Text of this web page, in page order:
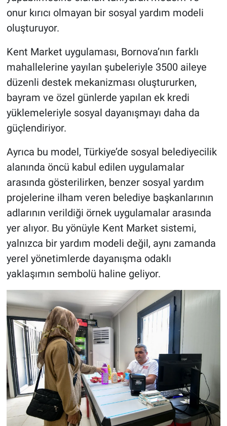
onur kırıcı olmayan bir sosyal yardım modeli
oluşturuyor.
Kent Market uygulaması, Bornova’nın farklı
mahallelerine yayılan şubeleriyle 3500 aileye
düzenli destek mekanizması oluştururken,
bayram ve özel günlerde yapılan ek kredi
yüklemeleriyle sosyal dayanışmayı daha da
güçlendiriyor.
Ayrıca bu model, Türkiye’de sosyal belediyecilik
alanında öncü kabul edilen uygulamalar
arasında gösterilirken, benzer sosyal yardım
projelerine ilham veren belediye başkanlarının
adlarının verildiği örnek uygulamalar arasında
yer alıyor. Bu yönüyle Kent Market sistemi,
yalnızca bir yardım modeli değil, aynı zamanda
yerel yönetimlerde dayanışma odaklı
yaklaşımın sembolü haline geliyor.